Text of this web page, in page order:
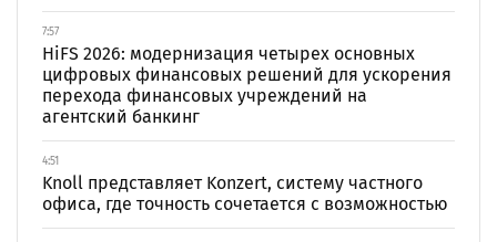
7:57
HiFS 2026: модернизация четырех основных
цифровых финансовых решений для ускорения
перехода финансовых учреждений на
агентский банкинг
4:51
Knoll представляет Konzert, систему частного
офиса, где точность сочетается с возможностью